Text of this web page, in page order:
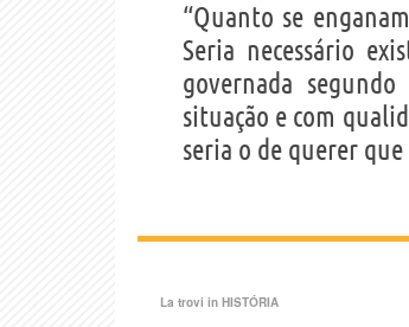
“Quanto se
Seria necessário
governada
situação e com
seria o de querer
La trovi in HISTÓRIA